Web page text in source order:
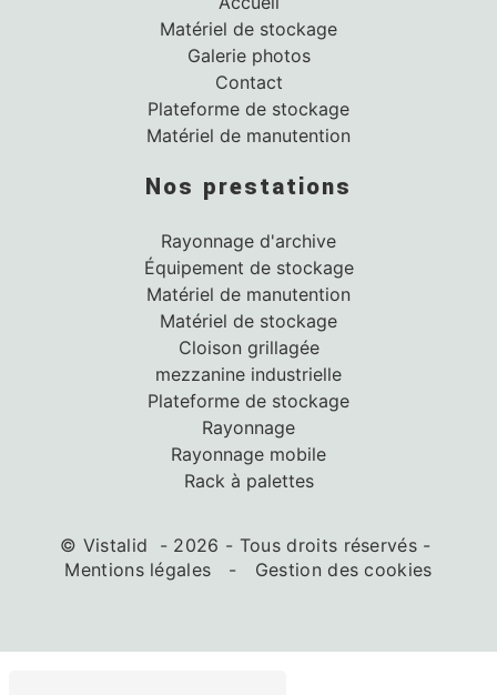
Matériel de stockage
Galerie photos
Contact
Plateforme de stockage
Matériel de manutention
Nos prestations
Rayonnage d'archive
Équipement de stockage
Matériel de manutention
Matériel de stockage
Cloison grillagée
mezzanine industrielle
Plateforme de stockage
Rayonnage
Rayonnage mobile
Rack à palettes
© Vistalid
- 2026 - Tous droits réservés -
Mentions légales
- Gestion des cookies